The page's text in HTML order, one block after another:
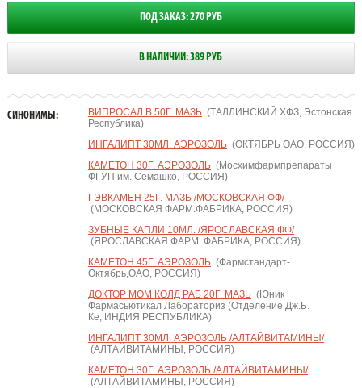
ПОД ЗАКАЗ: 270 РУБ
В НАЛИЧИИ: 389 РУБ
СИНОНИМЫ: ВИПРОСАЛ В 50Г. МАЗЬ(ТАЛЛИНСКИЙ ХФЗ, Эстонская
Республика)
ИНГАЛИПТ 30МЛ. АЭРОЗОЛЬ(ОКТЯБРЬ ОАО, РОССИЯ)
КАМЕТОН 30Г. АЭРОЗОЛЬ(Мосхимфармпрепараты
ФГУП им. Семашко, РОССИЯ)
ГЭВКАМЕН 25Г. МАЗЬ /МОСКОВСКАЯ ФФ/
(МОСКОВСКАЯ ФАРМ.ФАБРИКА, РОССИЯ)
ЗУБНЫЕ КАПЛИ 10МЛ. /ЯРОСЛАВСКАЯ ФФ/
(ЯРОСЛАВСКАЯ ФАРМ. ФАБРИКА, РОССИЯ)
КАМЕТОН 45Г. АЭРОЗОЛЬ(Фармстандарт-
Октябрь,ОАО, РОССИЯ)
ДОКТОР МОМ КОЛД РАБ 20Г. МАЗЬ(Юник
Фармасьютикал Лабораториз (Отделение Дж.Б.
Ке, ИНДИЯ РЕСПУБЛИКА)
ИНГАЛИПТ 30МЛ. АЭРОЗОЛЬ /АЛТАЙВИТАМИНЫ/
(АЛТАЙВИТАМИНЫ, РОССИЯ)
КАМЕТОН 30Г. АЭРОЗОЛЬ /АЛТАЙВИТАМИНЫ/
(АЛТАЙВИТАМИНЫ, РОССИЯ)